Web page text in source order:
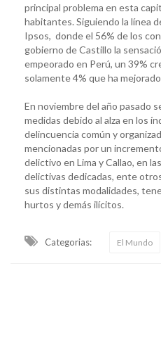
principal problema en esta
habitantes. Siguiendo la línea
Ipsos, donde el 56% de los
gobierno de Castillo la
empeorado en Perú, un 39%
solamente 4% que ha
En noviembre del año pasado
medidas debido al alza en los
delincuencia común y
mencionadas por un
delictivo en Lima y Callao, en
delictivas dedicadas, ente
sus distintas modalidades,
hurtos y demás ilícitos.
Categorias: El Mundo